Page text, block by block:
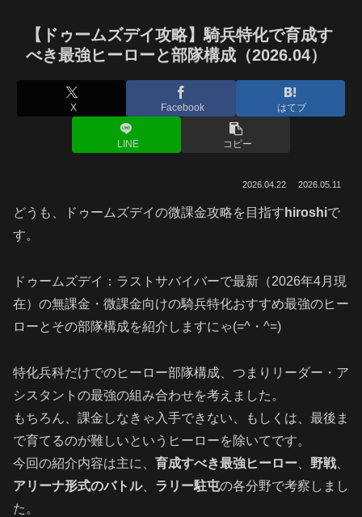
【ドゥームズデイ攻略】騎兵特化で育成す
べき最強ヒーローと部隊構成（2026.04）
X Facebook はてブ
LINE コピー
2026.04.22 2026.05.11
どうも、ドゥームズデイの微課金攻略を目指す hiroshiで
す。
ドゥームズデイ：ラストサバイバーで最新（2026年4月現
在）の無課金・微課金向けの騎兵特化おすすめ最強のヒー
ローとその部隊構成を紹介しますにゃ(=^・^=)
特化兵科だけでのヒーロー部隊構成、つまりリーダー・ア
シスタントの最強の組み合わせを考えました。
もちろん、課金しなきゃ入手できない、もしくは、最後ま
で育てるのが難しいというヒーローを除いてです。
今回の紹介内容は主に、 育成すべき最強ヒーロー 野戦、
アリーナ形式のバトル、 ラリー駐屯の各分野で考察しまし
た。